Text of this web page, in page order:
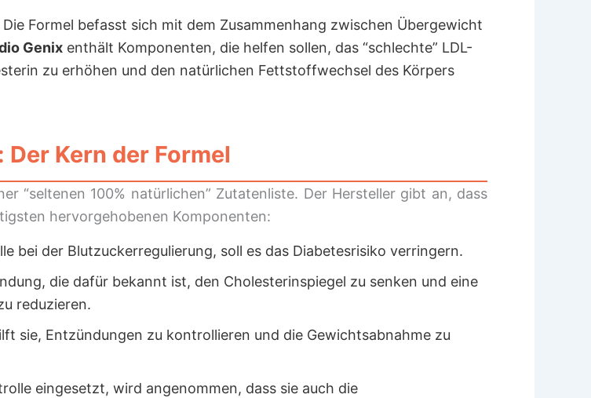
Die Formel befasst sich mit dem Zusammenhang zwischen Übergewicht
Genix enthält Komponenten, die helfen sollen, das “schlechte” LDL-
zu erhöhen und den natürlichen Fettstoffwechsel des Körpers
Kern der Formel
“seltenen 100% natürlichen” Zutatenliste. Der Hersteller gibt an, dass
hervorgehobenen Komponenten:
bei der Blutzuckerregulierung, soll es das Diabetesrisiko verringern.
die dafür bekannt ist, den Cholesterinspiegel zu senken und eine
reduzieren.
sie, Entzündungen zu kontrollieren und die Gewichtsabnahme zu
eingesetzt, wird angenommen, dass sie auch die